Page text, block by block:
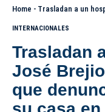
Home - Trasladan a un hospital a José
INTERNACIONALES
Trasladan
José
que